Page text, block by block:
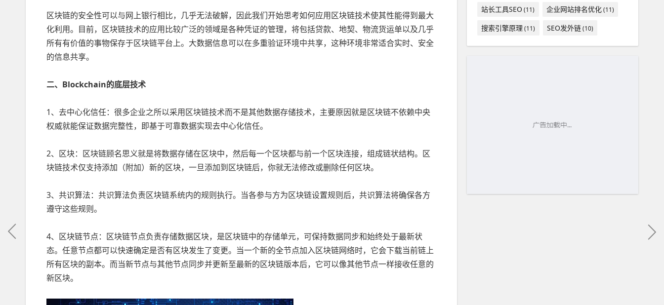
区块链的安全性可以与网上银行相比，几乎无法破解，因此我们开始思考如何应用区块链技术使其性能得到最大
化利用。目前，区块链技术的应用比较广泛的领域是各种凭证的管理，将包括贷款、地契、物流货运单以及几乎
所有有价值的事物保存于区块链平台上。大数据信息可以在多重验证环境中共享，这种环境非常适合实时、安全
的信息共享。
二、Blockchain的底层技术
1、去中心化信任：很多企业之所以采用区块链技术而不是其他数据存储技术，主要原因就是区块链不依赖中央
权威就能保证数据完整性，即基于可靠数据实现去中心化信任。
2、区块：区块链顾名思义就是将数据存储在区块中，然后每一个区块都与前一个区块连接，组成链状结构。区
块链技术仅支持添加（附加）新的区块，一旦添加到区块链后，你就无法修改或删除任何区块。
3、共识算法：共识算法负责区块链系统内的规则执行。当各参与方为区块链设置规则后，共识算法将确保各方
遵守这些规则。
4、区块链节点：区块链节点负责存储数据区块，是区块链中的存储单元，可保持数据同步和始终处于最新状
态。任意节点都可以快速确定是否有区块发生了变更。当一个新的全节点加入区块链网络时，它会下载当前链上
所有区块的副本。而当新节点与其他节点同步并更新至最新的区块链版本后，它可以像其他节点一样接收任意的
新区块。
站长工具SEO (11) 企业网站排名优化(11)
搜索引擎原理 (11) SEO发外链(10)